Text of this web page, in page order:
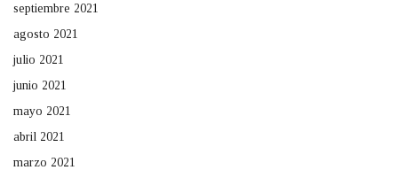
septiembre 2021
agosto 2021
julio 2021
junio 2021
mayo 2021
abril 2021
marzo 2021